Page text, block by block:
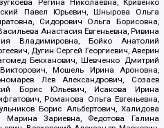
Регина Николаевна, Кривенко
Павел Юрьевич, Шнырова Ольга
Сидорович Ольга Борисовна,
Анастасия Евгеньевна, Ривина
Владимировна, Бойко Анатолий
Дугин Сергей Георгиевич, Аверин
Бекханович, Шевченко Дмитрий
Мошель Ирина Ароновна,
Лев Александрович, Созаев
Борис Юльевич, Исакова Ирина
Романова Ольга Евгеньевна,
Борис Альбертович, Халидова
Зариевна, Федотова Галина